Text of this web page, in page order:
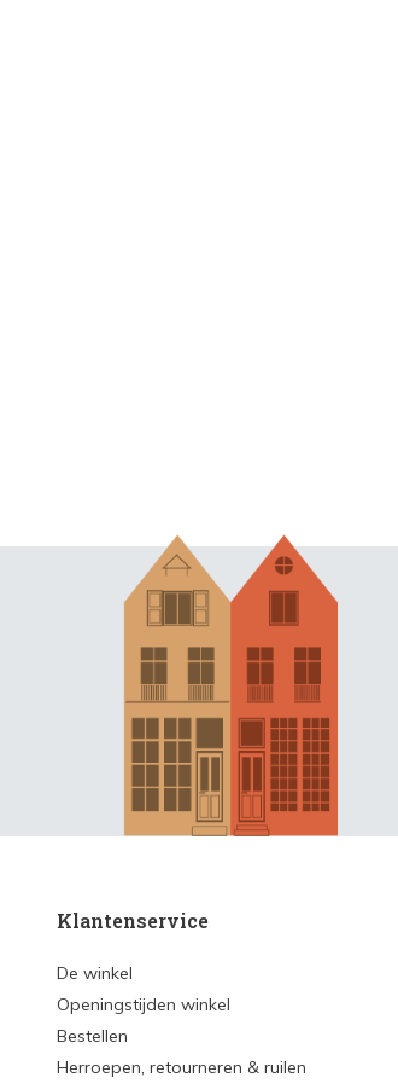
Klantenservice
De winkel
Openingstijden winkel
Bestellen
Herroepen, retourneren & ruilen